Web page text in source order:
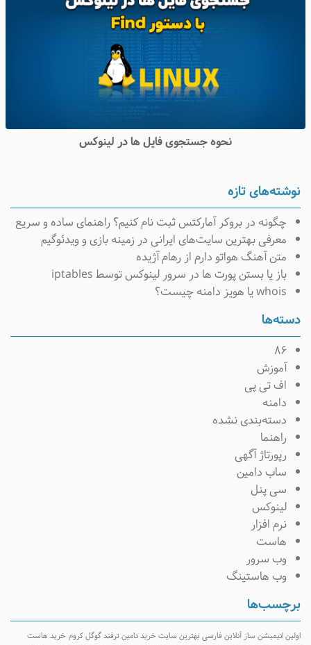
نحوه جستجوی فایل ها در لینوکس
نوشته‌های تازه
چگونه در بروکر آمارکتس ثبت نام کنیم؟ راهنمای ساده و سریع
معرفی بهترین سایت‌های ایرانی در زمینه بازی و ویدئوگیم
متن آهنگ هواتو دارم از رهام آژیده
باز یا بستن پورت ها در سرور لینوکس توسط iptables
whois یا هویز دامنه چیست؟
دسته‌ها
۸۶
آموزش
اف تی پی
دامنه
دسته‌بندی نشده
راهنما
رپورتاژ آگهی
ساب دامین
سی پنل
لینوکس
نرم افزار
هاست
وب سرور
وب هاستینگ
برچسب‌ها
اولین انیمیشن ساز آنلاین فارسی بهترین سایت خرید دامین ترفند گوگل کروم خرید هاست